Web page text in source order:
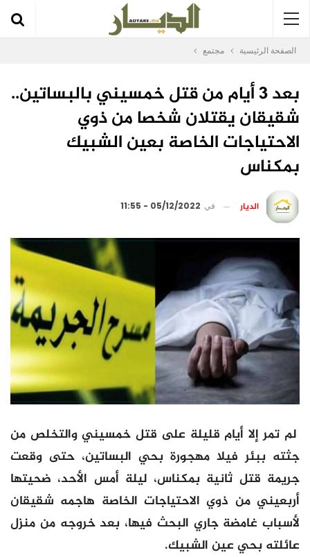
الصفحة الرئيسية مجتمع
بعد 3 أيام من قتل خمسيني بالبساتين..
شقيقان يقتلان شخصا من ذوي
الاحتياجات الخاصة بعين الشبيك
بمكناس
الديار في 05/12/2022 - 11:55
لم تمر إلا أيام قليلة على قتل خمسيني والتخلص من
جثته ببئر فيلا مهجورة بحي البساتين، حتى وقعت
جريمة قتل ثانية بمكناس، ليلة أمس الأحد، ضحيتها
أربعيني من ذوي الاحتياجات الخاصة هاجمه شقيقان
لأسباب غامضة جاري البحث فيها، بعد خروجه من منزل
عائلته بحي عين الشبيك.